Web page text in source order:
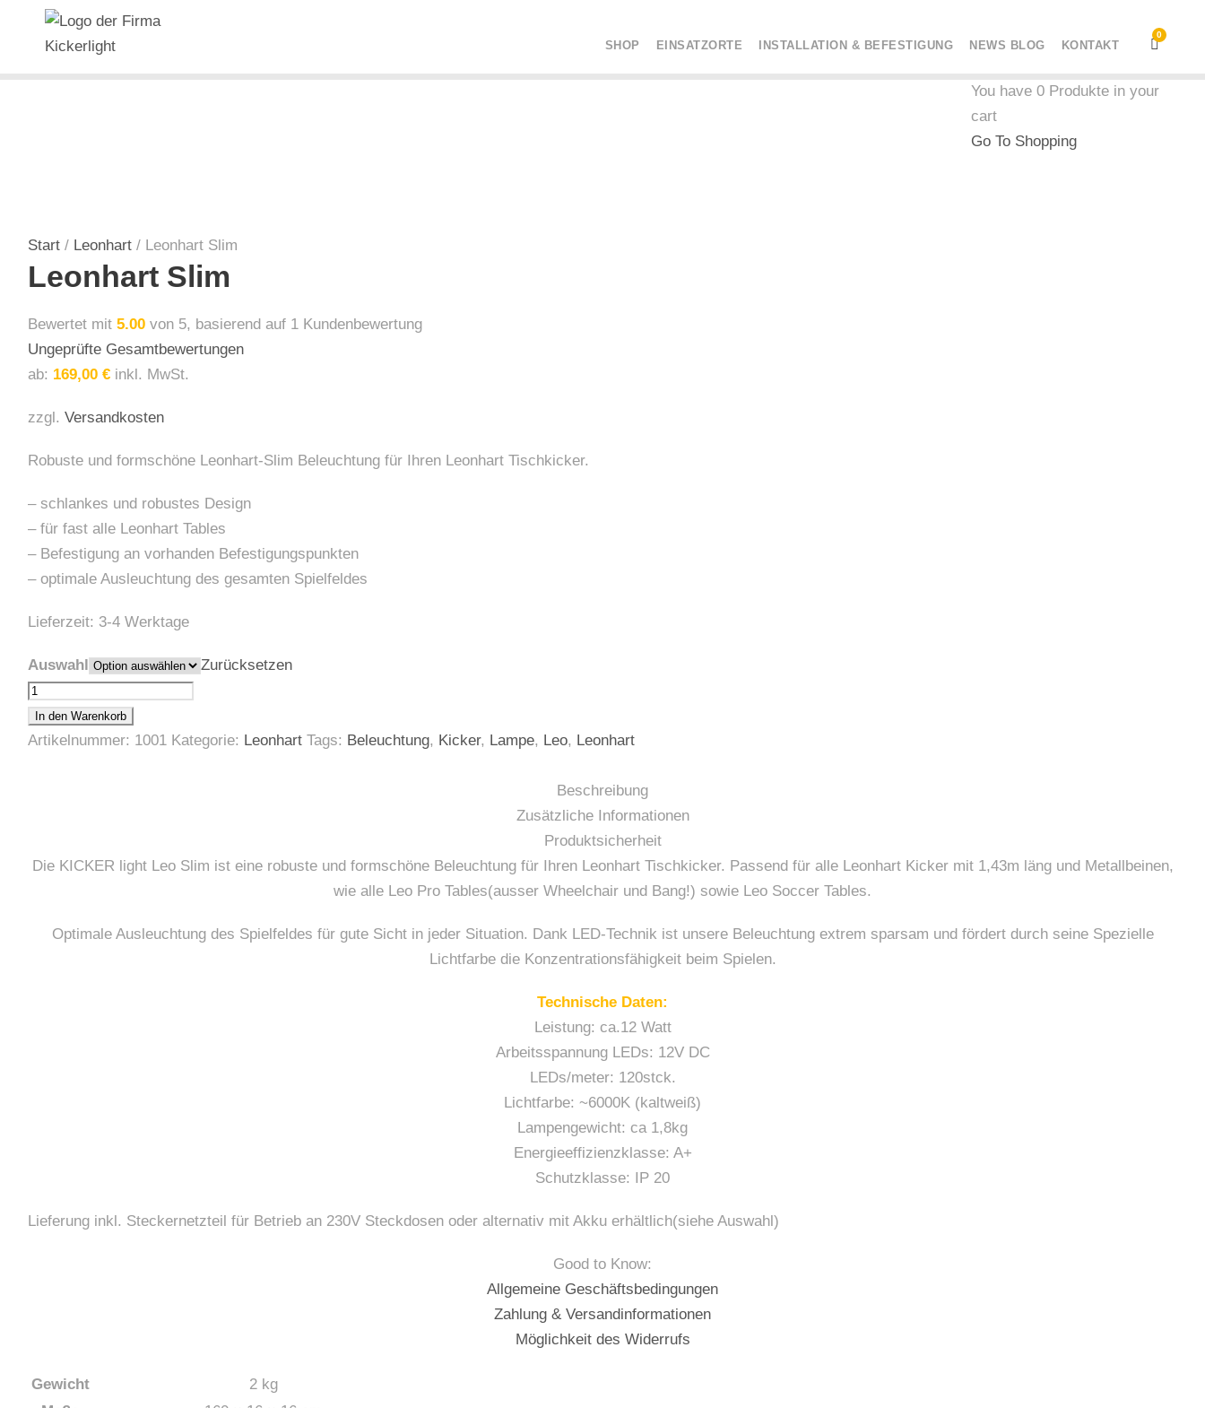
SHOP EINSATZORTE INSTALLATION & BEFESTIGUNG NEWS BLOG KONTAKT
0
You have 0 Produkte in your
cart
Go To Shopping
Start / Leonhart / Leonhart Slim
Leonhart Slim
Bewertet mit 5.00 von 5, basierend auf 1 Kundenbewertung
Ungeprüfte Gesamtbewertungen
ab: 169,00 € inkl. MwSt.
zzgl. Versandkosten
Robuste und formschöne Leonhart-Slim Beleuchtung für Ihren Leonhart Tischkicker.
– schlankes und robustes Design
– für fast alle Leonhart Tables
– Befestigung an vorhanden Befestigungspunkten
– optimale Ausleuchtung des gesamten Spielfeldes
Lieferzeit: 3-4 Werktage
Auswahl
Zurücksetzen
L
o
In den Warenkorb
Artikelnummer: 1001 Kategorie: Leonhart Tags: Beleuchtung, Kicker, Lampe, Leo, Leonhart
Beschreibung
Zusätzliche Informationen
Produktsicherheit
Die KICKER light Leo Slim ist eine robuste und formschöne Beleuchtung für Ihren Leonhart Tischkicker. Passend für alle Leonhart Kicker mit 1,43m läng und Metallbeinen,
wie alle Leo Pro Tables(ausser Wheelchair und Bang!) sowie Leo Soccer Tables.
Optimale Ausleuchtung des Spielfeldes für gute Sicht in jeder Situation. Dank LED-Technik ist unsere Beleuchtung extrem sparsam und fördert durch seine Spezielle
Lichtfarbe die Konzentrationsfähigkeit beim Spielen.
Technische Daten:
Leistung: ca.12 Watt
Arbeitsspannung LEDs: 12V DC
LEDs/meter: 120stck.
Lichtfarbe: ~6000K (kaltweiß)
Lampengewicht: ca 1,8kg
Energieeffizienzklasse: A+
Schutzklasse: IP 20
Lieferung inkl. Steckernetzteil für Betrieb an 230V Steckdosen oder alternativ mit Akku erhältlich(siehe Auswahl)
Good to Know:
Allgemeine Geschäftsbedingungen
Zahlung & Versandinformationen
Möglichkeit des Widerrufs
Gewicht
2 kg